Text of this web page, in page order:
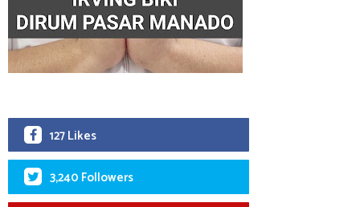
127 Likes
3,240 Followers